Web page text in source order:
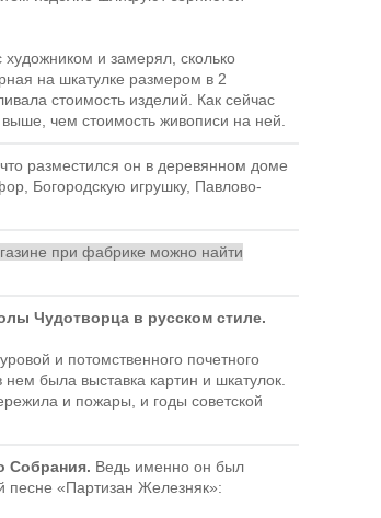
и замерял, сколько
на шкатулке размером в 2
стоимость изделий. Как сейчас
чем стоимость живописи на ней.
разместился он в деревянном доме
Богородскую игрушку, Павлово-
при фабрике можно найти
Чудотворца в русском стиле.
и потомственного почетного
была выставка картин и шкатулок.
и пожары, и годы советской
Собрания. Ведь именно он был
песне «Партизан Железняк»: